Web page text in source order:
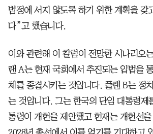
법정에 서지 않도록 하기 위한 계획을 갖
다”고 했습니다.
이와 관련해 이 칼럼이 전망한 시나리오
랜 A는 현재 국회에서 추진되는 입법을
체를 종결시키는 것입니다. 플랜 B는 정
는 것입니다. 그는 한국의 단임 대통령제
통령이 개헌을 제안했고 현재는 개헌선